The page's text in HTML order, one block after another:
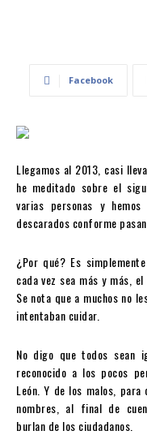
Facebook
Llegamos al 2013, casi
he meditado sobre el
varias personas y
descarados conforme
¿Por qué? Es
cada vez sea más y más,
Se nota que a muchos no
intentaban cuidar.
No digo que todos sean
reconocido a los pocos
León. Y de los malos,
nombres, al final de
burlan de los ciudadanos.